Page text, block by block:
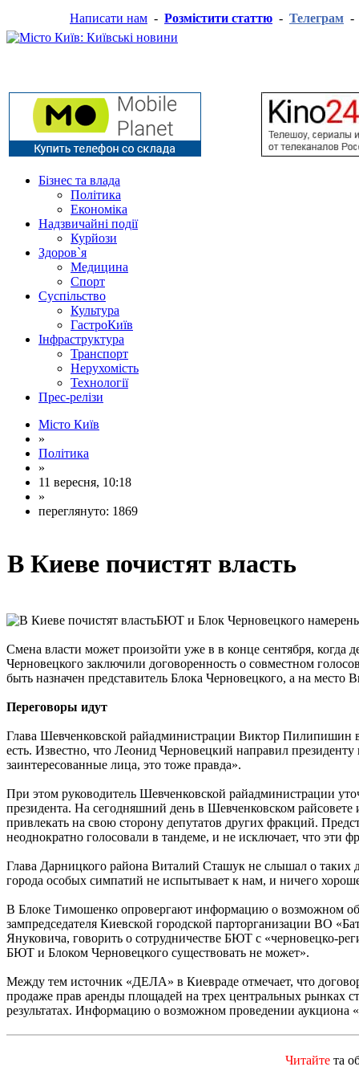
Написати нам - Розмістити статтю - Телеграм -
Бізнес та влада
Політика
Економіка
Надзвичайні події
Курйози
Здоров`я
Медицина
Спорт
Суспільство
Культура
ГастроКиїв
Інфраструктура
Транспорт
Нерухомість
Технології
Прес-релізи
Місто Київ
»
Політика
»
11 вересня, 10:18
»
переглянуто: 1869
В Киеве почистят власть
БЮТ и Блок Черновецкого
Смена власти может произойти уже в в конце сентября,
Черновецкого заключили договоренность о совместном
быть назначен представитель Блока Черновецкого, а на
Переговоры идут
Глава Шевченковской райадминистрации Виктор Пилипишин
есть. Известно, что Леонид Черновецкий направил
заинтересованные лица, это тоже правда».
При этом руководитель Шевченковской райадминистрации
президента. На сегодняшний день в Шевченковском
привлекать на свою сторону депутатов других фракций.
неоднократно голосовали в тандеме, и не исключает, что
Глава Дарницкого района Виталий Сташук не слышал о таких
города особых симпатий не испытывает к нам, и ничего
В Блоке Тимошенко опровергают информацию о возможном
зампредседателя Киевской городской парторганизации ВО
Януковича, говорить о сотрудничестве БЮТ с «черновецко-
БЮТ и Блоком Черновецкого существовать не может».
Между тем источник «ДЕЛА» в Киевраде отмечает, что
продаже прав аренды площадей на трех центральных рынках
результатах. Информацию о возможном проведении
Читайте та